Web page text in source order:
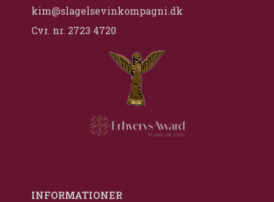
kim@slagelsevinkompagni.dk
Cvr. nr. 2723 4720
INFORMATIONER